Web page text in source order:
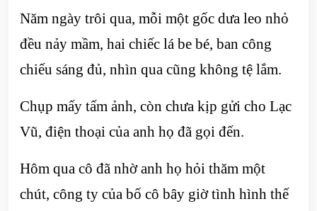
Năm ngày trôi qua, mỗi một gốc dưa leo nhỏ
đều nảy mầm, hai chiếc lá be bé, ban công
chiếu sáng đủ, nhìn qua cũng không tệ lắm.
Chụp mấy tấm ảnh, còn chưa kịp gửi cho Lạc
Vũ, điện thoại của anh họ đã gọi đến.
Hôm qua cô đã nhờ anh họ hỏi thăm một
chút, công ty của bố cô bây giờ tình hình thế